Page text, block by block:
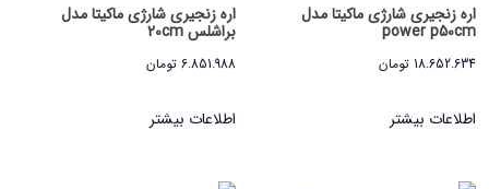
اره زنجیری شارژی ماکیتا مدل
power p50cm
18.652.634 تومان
اطلاعات بیشتر
اره زنجیری شارژی ماکیتا مدل
براشلس 20cm
6.851.988 تومان
اطلاعات بیشتر